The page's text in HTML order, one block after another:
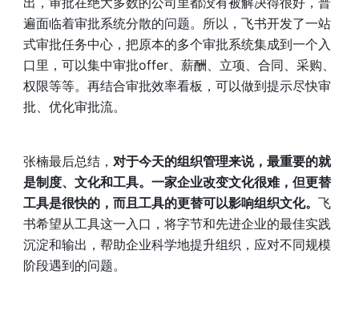
遍面临着审批系统分散的问题。所以，飞书开发了一站
式审批任务中心，把原本的多个审批系统集成到一个入
口里，可以集中审批offer、薪酬、立项、合同、采购、
权限等等。再结合审批效率看板，可以做到提示尽快审
批、优化审批流。
张楠最后总结， 对于今天的组织管理来说，最重要的就
是制度、文化和工具。一家企业改变文化很难，但更替
工具是很快的，而且工具的更替可以影响组织文化。 飞
书希望从工具这一入口，将字节和先进企业的最佳实践
沉淀和输出，帮助企业科学地提升组织，应对不同规模
阶段遇到的问题。